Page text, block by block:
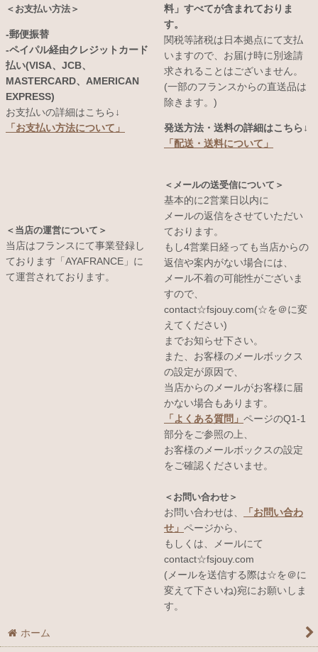
＜お支払い方法＞
-郵便振替
-ペイパル経由クレジットカード
払い(VISA、JCB、
MASTERCARD、AMERICAN
EXPRESS)
お支払いの詳細はこちら↓
「お支払い方法について」
＜当店の運営について＞
当店はフランスにて事業登録し
ております「AYAFRANCE」に
て運営されております。
料」すべてが含まれておりま
す。
関税等諸税は日本拠点にて支払
いますので、お届け時に別途請
求されることはございません。
(一部のフランスからの直送品は
除きます。)
発送方法・送料の詳細はこちら↓
「配送・送料について」
＜メールの送受信について＞
基本的に2営業日以内に
メールの返信をさせていただい
ております。
もし4営業日経っても当店からの
返信や案内がない場合には、
メール不着の可能性がございま
すので、
contact☆fsjouy.com(☆を＠に変
えてください)
までお知らせ下さい。
また、お客様のメールボックス
の設定が原因で、
当店からのメールがお客様に届
かない場合もあります。
「よくある質問」 ページのQ1-1
部分をご参照の上、
お客様のメールボックスの設定
をご確認くださいませ。
＜お問い合わせ＞
お問い合わせは、
「お問い合わ
せ」 ページから、
もしくは、メールにて
contact☆fsjouy.com
(メールを送信する際は☆を＠に
変えて下さいね)宛にお願いしま
す。
ホーム